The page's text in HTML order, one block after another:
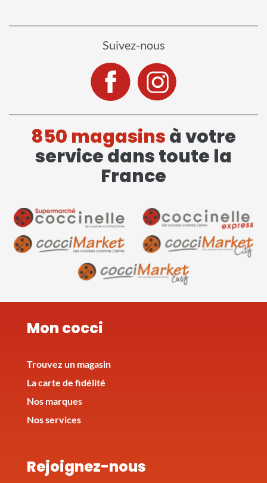
Suivez-nous
850 magasinsà votre
service dans toute la
France
Mon cocci
Trouvez un magasin
La carte de fidélité
Nos marques
Nos services
Rejoignez-nous